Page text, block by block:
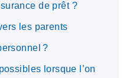
de prêt ?
les parents
?
lorsque l’on